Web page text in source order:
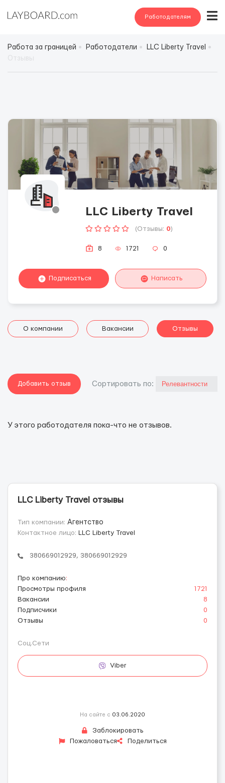
Работодателям
Работа за границей Работодатели
LLC Liberty Travel
LLC Liberty Travel
(Отзывы: 0)
8 1721 0
Подписаться Написать
О компании Вакансии Отзывы
Добавить отзыв Cортировать по:
У этого работодателя пока-что не отзывов.
LLC Liberty Travel отзывы
Тип компании: Агентство
Контактное лицо: LLC Liberty Travel
380669012929, 380669012929
Про компанию:
Просмотры профиля
1721
Вакансии
8
Подписчики
0
Отзывы
0
Соц.Сети
Viber
На сайте с 03.06.2020
Заблокировать
Пожаловаться
Поделиться